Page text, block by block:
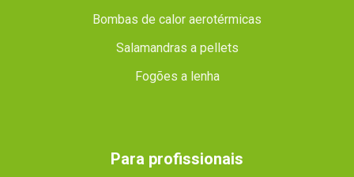
Bombas de calor aerotérmicas
Salamandras a pellets
Fogões a lenha
Para profissionais